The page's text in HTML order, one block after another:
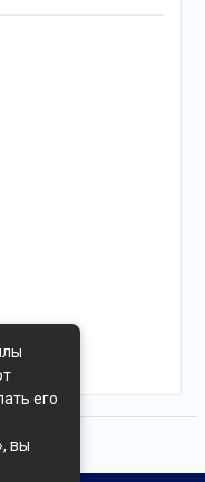
его
вы